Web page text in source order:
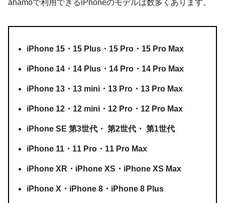
ahamoで利用できるiPhoneのモデルは数多くあります。
iPhone 15・15 Plus・15 Pro・15 Pro Max
iPhone 14・14 Plus・14 Pro・14 Pro Max
iPhone 13・13 mini・13 Pro・13 Pro Max
iPhone 12・12 mini・12 Pro・12 Pro Max
iPhone SE 第3世代・ 第2世代・ 第1世代
iPhone 11・11 Pro・11 Pro Max
iPhone XR・iPhone XS・iPhone XS Max
iPhone X・iPhone 8・iPhone 8 Plus